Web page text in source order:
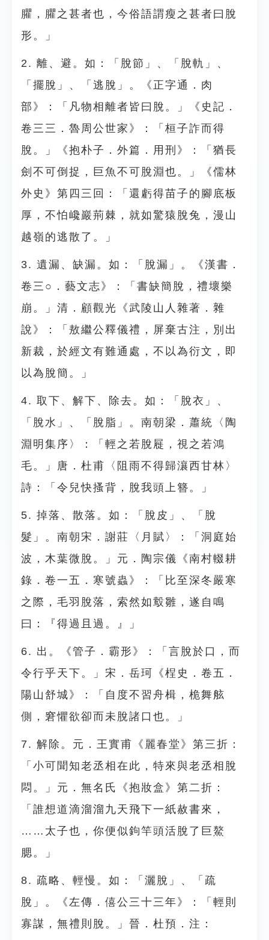
臞，臞之甚者也，今俗語謂瘦之甚者曰脫
形。」
2. 離、避。如：「脫節」、「脫軌」、
「擺脫」、「逃脫」。《正字通．肉
部》：「凡物相離者皆曰脫。」《史記．
卷三三．魯周公世家》：「桓子詐而得
脫。」《抱朴子．外篇．用刑》：「猶長
劍不可倒捉，巨魚不可脫淵也。」《儒林
外史》第四三回：「還虧得苗子的腳底板
厚，不怕巉巖荊棘，就如驚猿脫兔，漫山
越嶺的逃散了。」
3. 遺漏、缺漏。如：「脫漏」。《漢書．
卷三○．藝文志》：「書缺簡脫，禮壞樂
崩。」清．顧觀光《武陵山人雜著．雜
說》：「敖繼公釋儀禮，屏棄古注，別出
新裁，於經文有難通處，不以為衍文，即
以為脫簡。」
4. 取下、解下、除去。如：「脫衣」、
「脫水」、「脫脂」。南朝梁．蕭統〈陶
淵明集序〉：「輕之若脫屣，視之若鴻
毛。」唐．杜甫〈阻雨不得歸瀼西甘林〉
詩：「令兒快搔背，脫我頭上簪。」
5. 掉落、散落。如：「脫皮」、「脫
髮」。南朝宋．謝莊〈月賦〉：「洞庭始
波，木葉微脫。」元．陶宗儀《南村輟耕
錄．卷一五．寒號蟲》：「比至深冬嚴寒
之際，毛羽脫落，索然如鷇雛，遂自鳴
曰：『得過且過。』」
6. 出。《管子．霸形》：「言脫於口，而
令行乎天下。」宋．岳珂《桯史．卷五．
陽山舒城》：「自度不習舟楫，桅舞舷
側，窘懼欲卻而未脫諸口也。」
7. 解除。元．王實甫《麗春堂》第三折：
「小可聞知老丞相在此，特來與老丞相脫
悶。」元．無名氏《抱妝盒》第二折：
「誰想道滴溜溜九天飛下一紙赦書來，
……太子也，你便似鉤竿頭活脫了巨鰲
腮。」
8. 疏略、輕慢。如：「灑脫」、「疏
脫」。《左傳．僖公三十三年》：「輕則
寡謀，無禮則脫。」晉．杜預．注：